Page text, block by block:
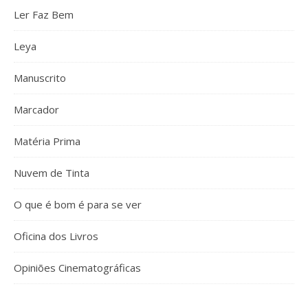
Ler Faz Bem
Leya
Manuscrito
Marcador
Matéria Prima
Nuvem de Tinta
O que é bom é para se ver
Oficina dos Livros
Opiniões Cinematográficas